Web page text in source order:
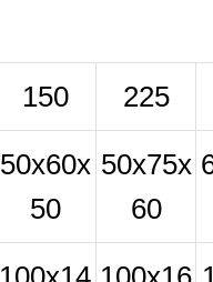
150 225
50x60x
50
50x75x
60